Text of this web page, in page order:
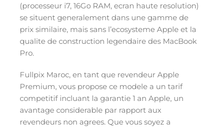
(processeur i7, 16Go RAM, ecran haute resolution)
se situent generalement dans une gamme de
prix similaire, mais sans l’ecosysteme Apple et la
qualite de construction legendaire des MacBook
Pro.
Fullpix Maroc, en tant que revendeur Apple
Premium, vous propose ce modele a un tarif
competitif incluant la garantie 1 an Apple, un
avantage considerable par rapport aux
revendeurs non agrees. Que vous soyez a